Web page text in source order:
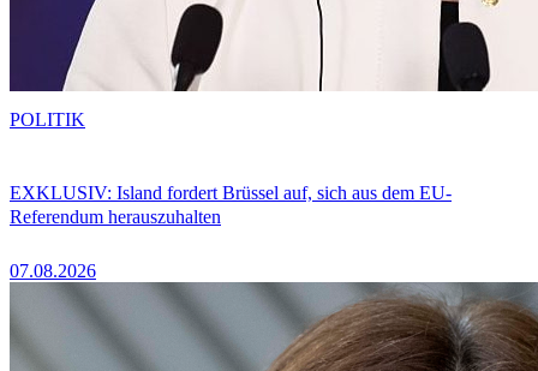
EXKLUSIV: Island fordert Brüssel auf, sich aus dem EU-
Referendum herauszuhalten
07.08.2026
POLITIK